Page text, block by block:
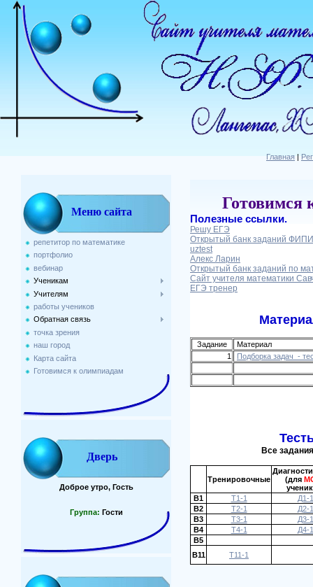
Главная |
Меню сайта
репетитор по математике
портфолио
вебинар
Ученикам
Учителям
работы учеников
Обратная связь
точка зрения
наш город
Карта сайта
Готовимся к олимпиадам
Дверь
Доброе утро, Гость
Группа: Гости
Готовимся
Полезные ссылки.
Решу ЕГЭ
Открытый банк заданий ФИПИ
uztest
Алекс Ларин
Открытый банк заданий по
Сайт учителя математики
ЕГЭ тренер
Задание
Материал
1
Подборка задач -
Все
Тренировочные
(для
В1
Т1-1
Д1-1
В2
Т2-1
Д2-1
В3
Т3-1
Д3-1
В4
Т4-1
Д4-1
В5
В11
Т11-1